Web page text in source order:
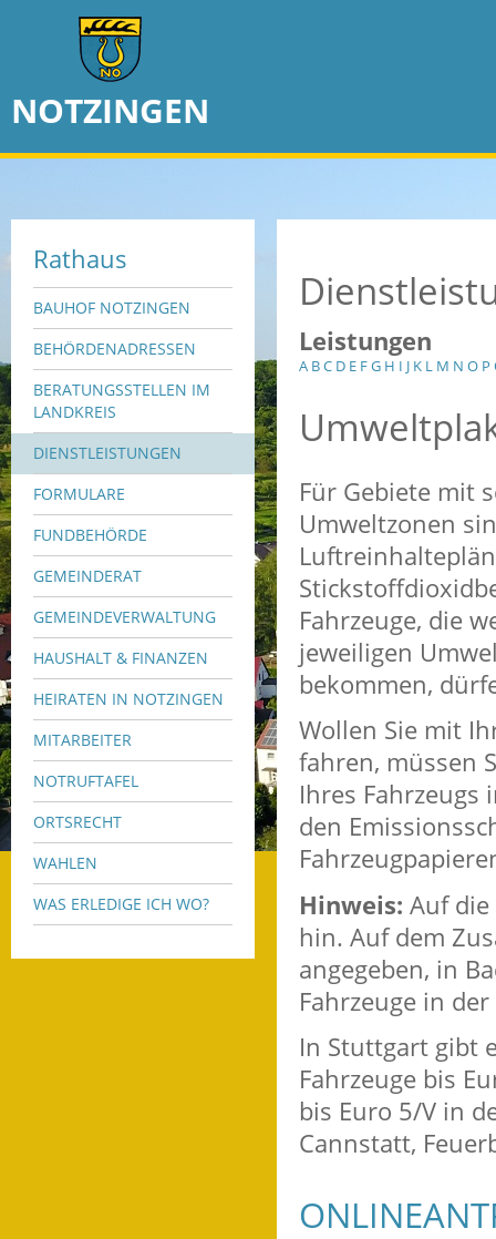
NOTZINGEN
Rathaus
BAUHOF NOTZINGEN
BEHÖRDENADRESSEN
BERATUNGSSTELLEN IM
LANDKREIS
DIENSTLEISTUNGEN
FORMULARE
FUNDBEHÖRDE
GEMEINDERAT
GEMEINDEVERWALTUNG
HAUSHALT & FINANZEN
HEIRATEN IN NOTZINGEN
MITARBEITER
NOTRUFTAFEL
ORTSRECHT
WAHLEN
WAS ERLEDIGE ICH WO?
Leistungen
A BC D E FG H I J K L M N O P
Für Gebiete mit
Umweltzonen
Fahrzeuge, die
jeweiligen
bekommen,
Wollen Sie mit
fahren, müssen
Ihres
den
Hinweis: Auf
hin. Auf dem
angegeben, in
Fahrzeuge in
In Stuttgart gibt
Fahrzeuge bis
bis Euro 5/V in
Cannstatt,